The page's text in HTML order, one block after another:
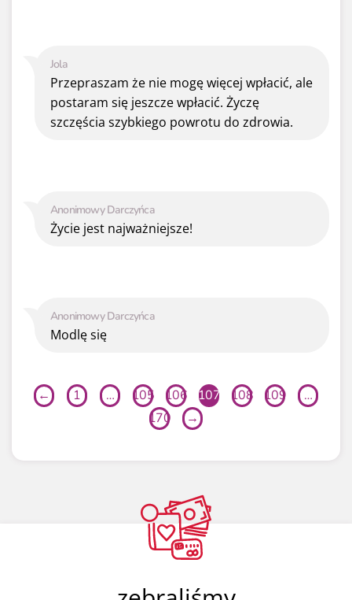
Anonimowy Darczyńca
Modlę się
Anonimowy Darczyńca
Życie jest najważniejsze!
Jola
Przepraszam że nie mogę więcej wpłacić, ale
postaram się jeszcze wpłacić. Życzę
szczęścia szybkiego powrotu do zdrowia.
← 1 … 105 106 107 108 109
…
170
→